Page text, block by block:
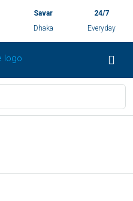
Savar
Dhaka
24/7
Everyday